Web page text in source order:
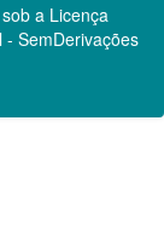
a Licença
SemDerivações